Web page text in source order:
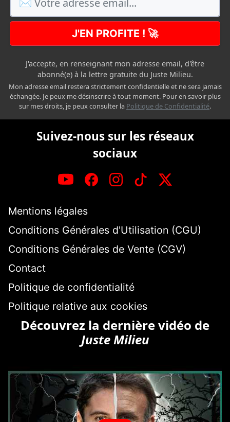
J'EN PROFITE ! 🚀
J'accepte, en renseignant mon adresse email, d'être
abonné(e) à la lettre gratuite du Juste Milieu.
Mon adresse email restera strictement confidentielle et ne sera jamais
échangée. Je peux me désinscrire à tout moment. Pour en savoir plus
sur mes droits, je peux consulter la Politique de Confidentialité.
Suivez-nous sur les réseaux
sociaux
Mentions légales
Conditions Générales d'Utilisation (CGU)
Conditions Générales de Vente (CGV)
Contact
Politique de confidentialité
Politique relative aux cookies
Découvrez la dernière vidéo de
Juste Milieu